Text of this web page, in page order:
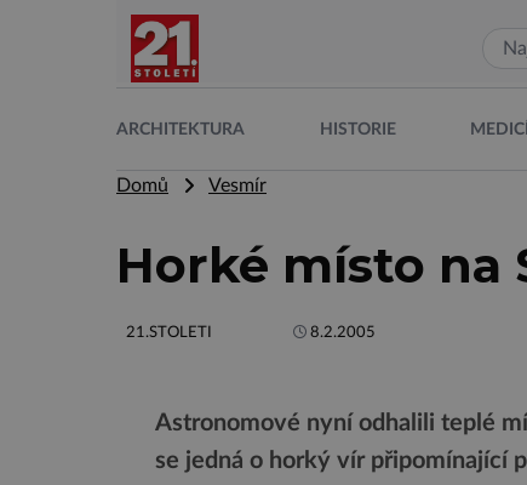
ARCHITEKTURA HISTORIE
Domů Vesmír
Horké místo na
21.STOLETI 8.2.2005
Astronomové nyní odhalili teplé
se jedná o horký vír připomínající